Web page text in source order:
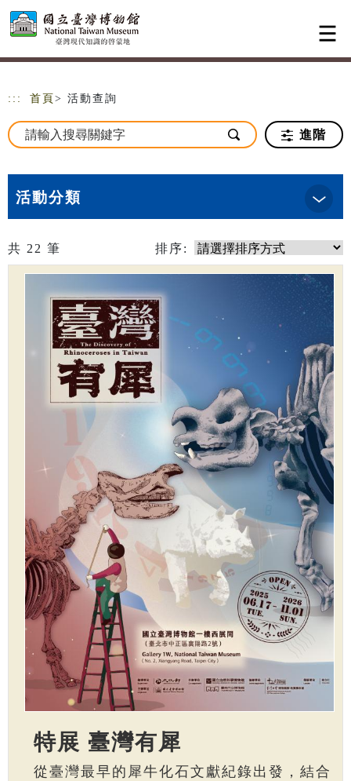
跳到主要內容
網站導覽
::: 首頁 > 活動查詢
進階
活動分類
共 22 筆 排序:
特展 臺灣有犀
從臺灣最早的犀牛化石文獻紀錄出發，結合